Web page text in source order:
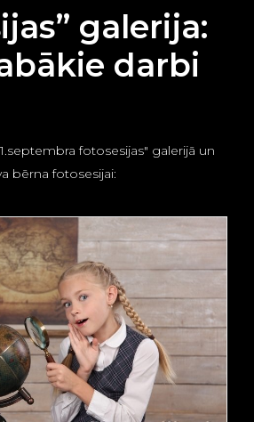
galerija:
darbi
fotosesijas" galerijā un
bērna fotosesijai: